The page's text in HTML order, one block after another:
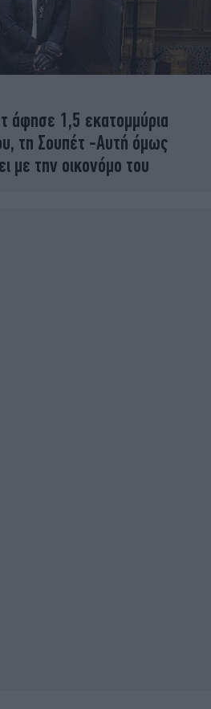
άφησε 1,5 εκατομμύρια
τη Σουπέτ -Aυτή όμως
με την οικονόμο του